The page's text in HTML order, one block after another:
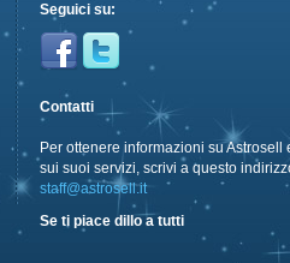
Seguici su:
Contatti
Per ottenere informazioni su Astrosell
sui suoi servizi, scrivi a questo
staff@astrosell.it
Se ti piace dillo a tutti